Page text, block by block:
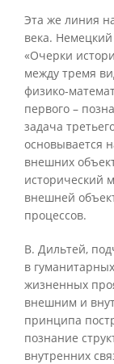
Эта же линия
века.
«Очерки
между тремя
физико-
первого –
задача
основывается
внешних
исторический
внешней
процессов.
В. Дильтей,
в
жизненных
внешним и
принципа
познание
внутренних